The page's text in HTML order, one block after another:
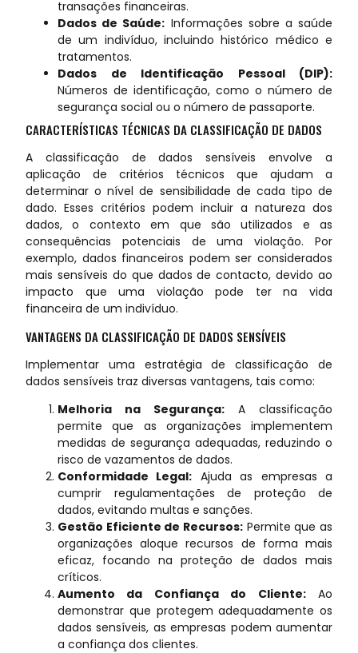
transações financeiras.
Dados de Saúde: Informações sobre a saúde
de um indivíduo, incluindo histórico médico e
tratamentos.
Dados de Identificação Pessoal (DIP):
Números de identificação, como o número de
segurança social ou o número de passaporte.
CARACTERÍSTICAS TÉCNICAS DA CLASSIFICAÇÃO DE DADOS
A classificação de dados sensíveis envolve a
aplicação de critérios técnicos que ajudam a
determinar o nível de sensibilidade de cada tipo de
dado. Esses critérios podem incluir a natureza dos
dados, o contexto em que são utilizados e as
consequências potenciais de uma violação. Por
exemplo, dados financeiros podem ser considerados
mais sensíveis do que dados de contacto, devido ao
impacto que uma violação pode ter na vida
financeira de um indivíduo.
VANTAGENS DA CLASSIFICAÇÃO DE DADOS SENSÍVEIS
Implementar uma estratégia de classificação de
dados sensíveis traz diversas vantagens, tais como:
Melhoria na Segurança: A classificação
permite que as organizações implementem
medidas de segurança adequadas, reduzindo o
risco de vazamentos de dados.
Conformidade Legal: Ajuda as empresas a
cumprir regulamentações de proteção de
dados, evitando multas e sanções.
Gestão Eficiente de Recursos: Permite que as
organizações aloque recursos de forma mais
eficaz, focando na proteção de dados mais
críticos.
Aumento da Confiança do Cliente:Ao
demonstrar que protegem adequadamente os
dados sensíveis, as empresas podem aumentar
a confiança dos clientes.